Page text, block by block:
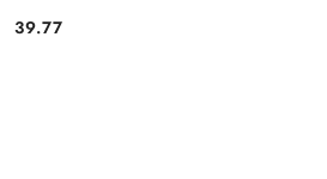
Cena:
39.77